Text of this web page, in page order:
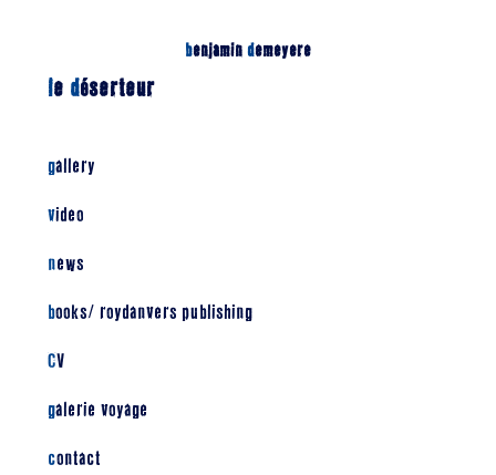
benjamin demeyere
le déserteur
gallery
video
news
books/ roydanvers publishing
CV
galerie voyage
contact